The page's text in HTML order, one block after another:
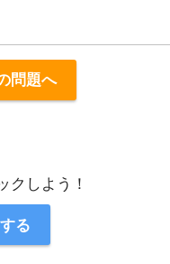
問題へ
クしよう！
る